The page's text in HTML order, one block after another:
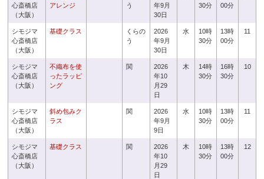
心斎橋店
（大阪）
アレンジ
う
年9月
30日
30分
00分
シモジマ
心斎橋店
（大阪）
基礎クラス
くらの
う
2026
年9月
30日
水
10時
30分
13時
00分
11
シモジマ
心斎橋店
（大阪）
不織布を使
ったラッピ
ング
関
2026
年10
月29
日
木
14時
30分
16時
30分
10
シモジマ
心斎橋店
（大阪）
斜め包みク
ラス
関
2026
年9月
9日
水
10時
30分
13時
00分
11
シモジマ
心斎橋店
（大阪）
基礎クラス 関
2026
年10
月29
日
木
10時
30分
13時
00分
12